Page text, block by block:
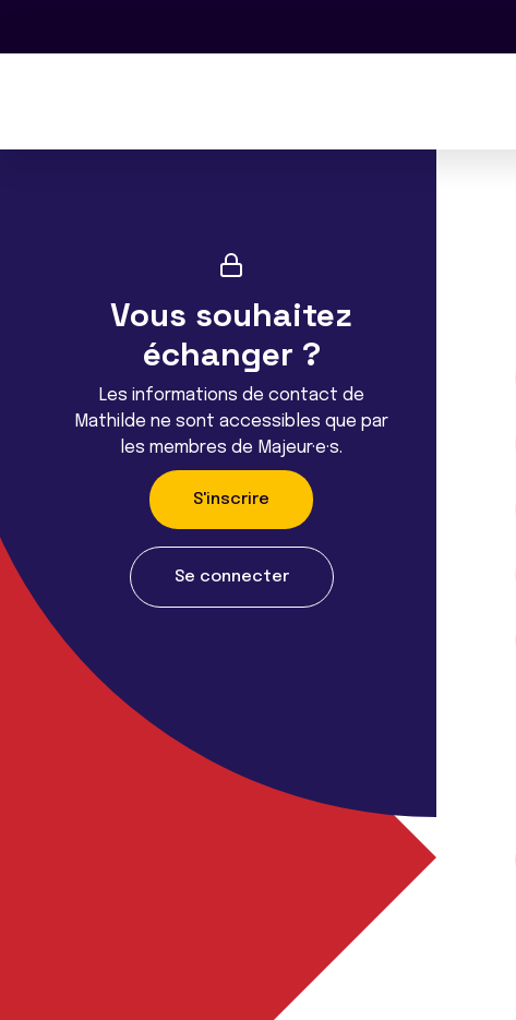
Vous souhaitez
échanger ?
Les informations de contact de
Mathilde ne sont accessibles que par
les membres de Majeur·e·s.
S'inscrire
Se connecter